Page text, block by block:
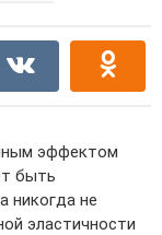
эффектом
быть
никогда не
эластичности